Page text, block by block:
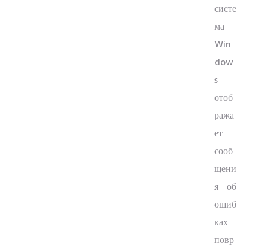
систе
ма
Win
dow
s
отоб
ража
ет
сооб
щени
я об
ошиб
ках
повр